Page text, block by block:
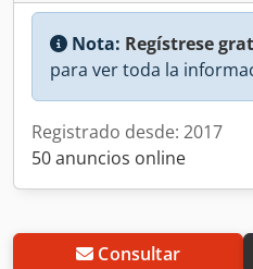
Nota: Regístrese
para ver toda la
Registrado desde: 2017
50 anuncios online
Consultar